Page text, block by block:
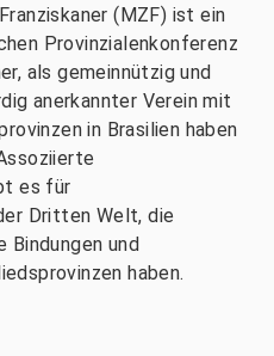
(MZF) ist ein
Provinzialenkonferenz
als gemeinnützig und
anerkannter Verein mit
in Brasilien haben
es für
Dritten Welt, die
Bindungen und
haben.